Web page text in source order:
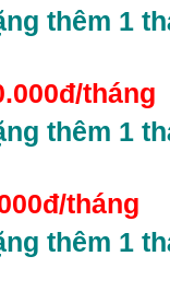
thêm 1
tháng
thêm 1
tháng
thêm 1